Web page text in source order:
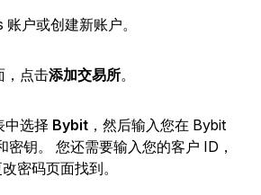
户或创建新账户。
，点击添加交易所。
中选择 Bybit ，然后输入您在 Bybit
钥。
您还需要输入您的客户 ID，
密码页面找到。